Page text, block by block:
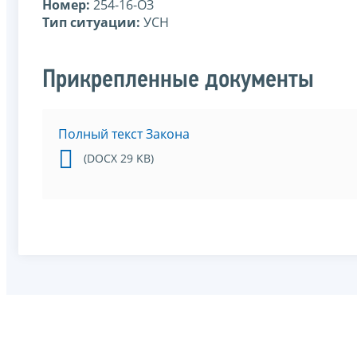
Номер: 254-16-ОЗ
Тип ситуации: УСН
Прикрепленные документы
Полный текст Закона
(DOCX 29 KB)